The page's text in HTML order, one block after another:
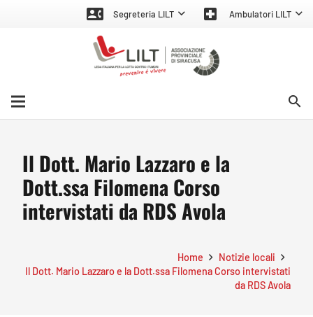
contact_phone Segreteria LILT local_hospital Ambulatori LILT
search
Il Dott. Mario Lazzaro e la
Dott.ssa Filomena Corso
intervistati da RDS Avola
Home
Notizie locali
Il Dott. Mario Lazzaro e la Dott.ssa Filomena Corso intervistati
da RDS Avola